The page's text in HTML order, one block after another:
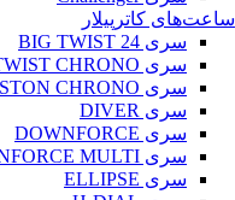
ساعت‌های کاترپیلار
سری BIG TWIST 24
سری BIG TWIST CHRONO
سری BOSTON CHRONO
سری DIVER
سری DOWNFORCE
سری DOWNFORCE MULTI
سری ELLIPSE